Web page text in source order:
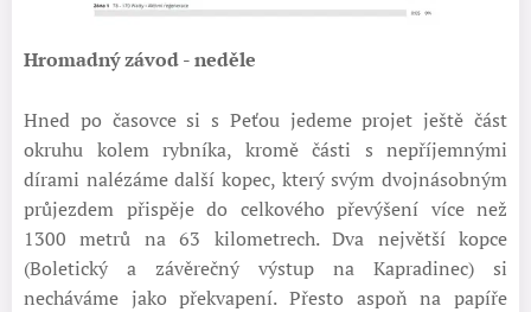
Hromadný závod - neděle
Hned po časovce si s Peťou jedeme projet ještě část
okruhu kolem rybníka, kromě části s nepříjemnými
dírami nalézáme další kopec, který svým dvojnásobným
průjezdem přispěje do celkového převýšení více než
1300 metrů na 63 kilometrech. Dva největší kopce
(Boletický a závěrečný výstup na Kapradinec) si
necháváme jako překvapení. Přesto aspoň na papíře